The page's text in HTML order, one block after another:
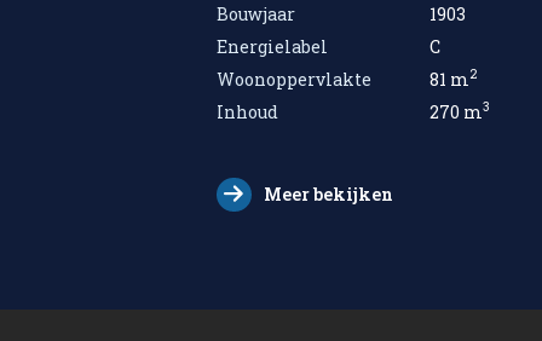
Bouwjaar
1903
Energielabel
C
Woonoppervlakte
81 m 2
Inhoud 270 m3
Meer bekijken